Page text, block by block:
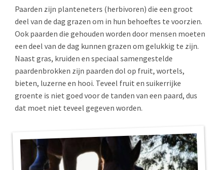
Paarden zijn planteneters (herbivoren) die een groot
deel van de dag grazen om in hun behoeftes te voorzien.
Ook paarden die gehouden worden door mensen moeten
een deel van de dag kunnen grazen om gelukkig te zijn.
Naast gras, kruiden en speciaal samengestelde
paardenbrokken zijn paarden dol op fruit, wortels,
bieten, luzerne en hooi. Teveel fruit en suikerrijke
groente is niet goed voor de tanden van een paard, dus
dat moet niet teveel gegeven worden.